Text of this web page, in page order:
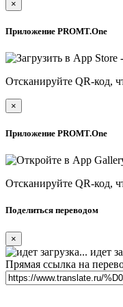
×
Приложение PROMT.One
Отсканируйте QR-код,
×
Приложение PROMT.One
Отсканируйте QR-код,
Поделиться переводом
×
идет
Прямая ссылка на